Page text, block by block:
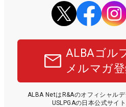
ALBAゴル
メルマガ
ALBA NetはR&Aのオフィシャル
USLPGAの日本公式サイ